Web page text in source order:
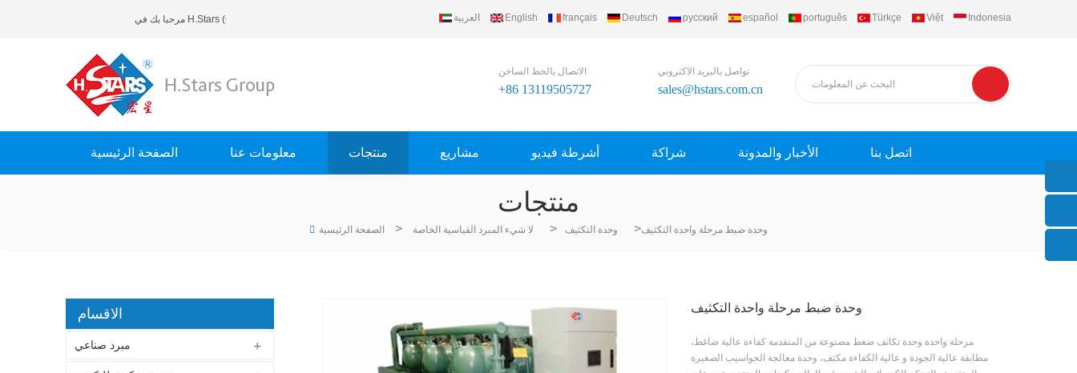
مرحبا بك في H.Stars (Guangzhou) Refrigerating Equipment Group Ltd..العربية English français Deutsch русский español português Türkçe Việt Indonesia
الاتصال بالخط الساخن
+86 13119505727
تواصل بالبريد الاكتروني
sales@hstars.com.cn
الصفحة الرئيسية معلومات عنا منتجات مشاريع أشرطة فيديو شراكة الأخبار والمدونة اتصل بنا
منتجات
الصفحة الرئيسية > لا شيء المبرد القياسية الخاصة > وحدة التكثيف >وحدة ضبط مرحلة واحدة التكثيف
وحدة ضبط مرحلة واحدة التكثيف
مرحلة واحدة وحدة تكاثف ضغط مصنوعة من المتقدمة كفاءة عالية ضاغط،
مطابقة عالية الجودة و عالية الكفاءة مكثف، وحدة معالجة الحواسيب الصغيرة
الاقسام
مبرد صناعي